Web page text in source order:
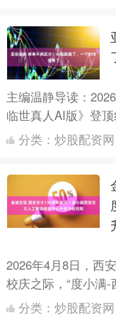
主编温静导读：
临世真人AI版》登
品类区分，标志其
分类： 炒股配资网
2026年4月8日，西
校庆之际，“度小满
心”正式升级为“度
分类： 炒股配资网